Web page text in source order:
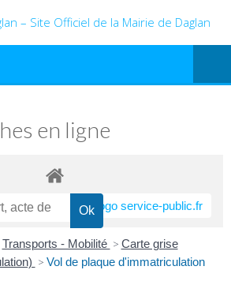
en ligne
Transports - Mobilité > Carte grise
> Vol de plaque d'immatriculation